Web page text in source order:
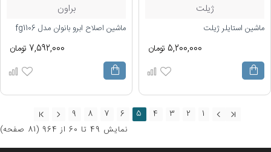
ژیلت
ماشین استایلر ژیلت
5,200,000 تومان
براون
ماشین اصلاح ابرو بانوان مدل fg1106
7,592,000 تومان
1
2
3
4
5
6
7
8
9
نمايش 49 تا 60 از 964 (81 صفحه)